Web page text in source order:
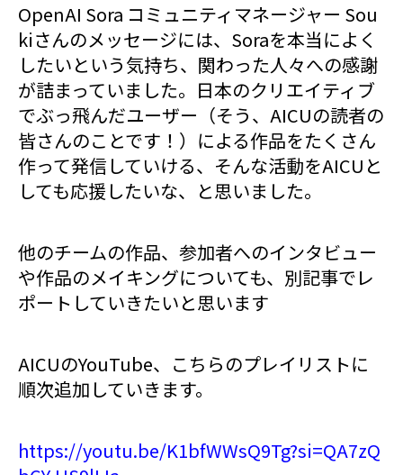
OpenAI Sora コミュニティマネージャー Sou
kiさんのメッセージには、Soraを本当によく
したいという気持ち、関わった人々への感謝
が詰まっていました。日本のクリエイティブ
でぶっ飛んだユーザー（そう、AICUの読者の
皆さんのことです！）による作品をたくさん
作って発信していける、そんな活動をAICUと
しても応援したいな、と思いました。
他のチームの作品、参加者へのインタビュー
や作品のメイキングについても、別記事でレ
ポートしていきたいと思います
AICUのYouTube、こちらのプレイリストに
順次追加していきます。
https://youtu.be/K1bfWWsQ9Tg?si=QA7zQ